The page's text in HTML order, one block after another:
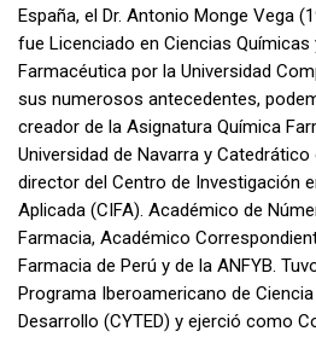
España, el Dr. Antonio Monge Vega
fue Licenciado en Ciencias Químicas
Farmacéutica por la Universidad
sus numerosos antecedentes,
creador de la Asignatura Química
Universidad de Navarra y
director del Centro de Investigación
Aplicada (CIFA). Académico de
Farmacia, Académico
Farmacia de Perú y de la ANFYB.
Programa Iberoamericano de
Desarrollo (CYTED) y ejerció como